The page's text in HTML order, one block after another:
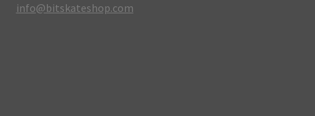
info@bitskateshop.com